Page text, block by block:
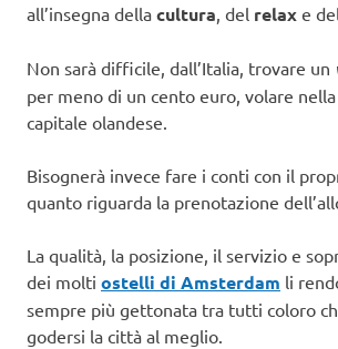
all’insegna della cultura, del relax e del
Non sarà difficile, dall’Italia, trovare un
per meno di un cento euro, volare
capitale olandese.
Bisognerà invece fare i conti con il
quanto riguarda la prenotazione
La qualità, la posizione, il servizio e
dei molti ostelli di Amsterdam li
sempre più gettonata tra tutti coloro
godersi la città al meglio.